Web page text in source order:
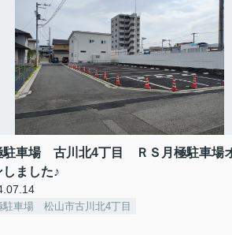
駐車場 古川北4丁目 ＲＳ月極駐車場
しました♪
駐車場 松山市古川北4丁目